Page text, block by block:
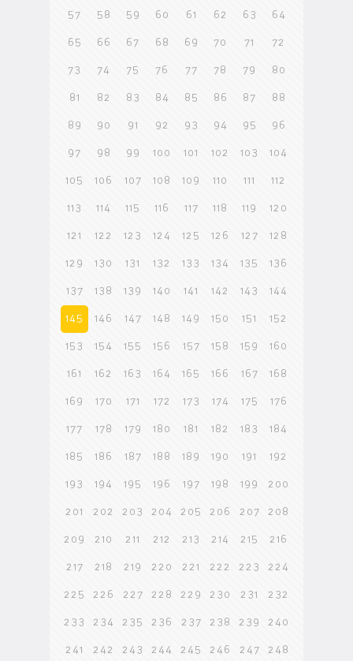
57 58 59 60 61 62 63 64
65 66 67 68 69 70 71 72
73 74 75 76 77 78 79 80
81 82 83 84 85 86 87 88
89 90 91 92 93 94 95 96
97 98 99 100 101 102 103 104
105 106 107 108 109 110 111 112
113 114 115 116 117 118 119 120
121 122 123 124 125 126 127 128
129 130 131 132 133 134 135 136
137 138 139 140 141 142 143 144
145 146 147 148 149 150 151 152
153 154 155 156 157 158 159 160
161 162 163 164 165 166 167 168
169 170 171 172 173 174 175 176
177 178 179 180 181 182 183 184
185 186 187 188 189 190 191 192
193 194 195 196 197 198 199 200
201 202 203 204 205 206 207 208
209 210 211 212 213 214 215 216
217 218 219 220 221 222 223 224
225 226 227 228 229 230 231 232
233 234 235 236 237 238 239 240
241 242 243 244 245 246 247 248